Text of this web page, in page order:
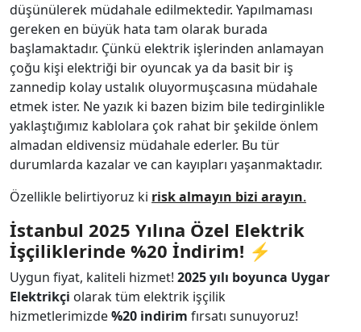
düşünülerek müdahale edilmektedir. Yapılmaması
gereken en büyük hata tam olarak burada
başlamaktadır. Çünkü elektrik işlerinden anlamayan
çoğu kişi elektriği bir oyuncak ya da basit bir iş
zannedip kolay ustalık oluyormuşcasına müdahale
etmek ister. Ne yazık ki bazen bizim bile tedirginlikle
yaklaştığımız kablolara çok rahat bir şekilde önlem
almadan eldivensiz müdahale ederler. Bu tür
durumlarda kazalar ve can kayıpları yaşanmaktadır.
Özellikle belirtiyoruz ki risk almayın bizi arayın.
İstanbul 2025 Yılına Özel Elektrik
İşçiliklerinde %20 İndirim! ⚡
Uygun fiyat, kaliteli hizmet! 2025 yılı boyunca Uygar
Elektrikçi olarak tüm elektrik işçilik
hizmetlerimizde%20 indirim fırsatı sunuyoruz!